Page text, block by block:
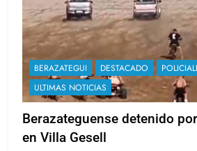
BERAZATEGUI DESTACADO
ULTIMAS NOTICIAS
Berazateguense detenido
en Villa Gesell